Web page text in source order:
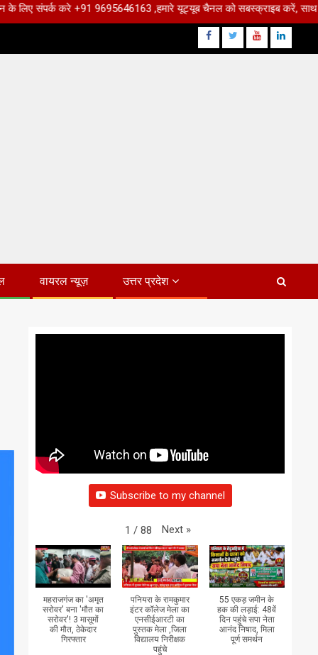
+91 9695646163 ,हमारे यूट्यूब चैनल को सबस्क्राइब करें, साथ मे हमारे फेसबुक
Facebook
TwitterYoutubeLinkdin
वायरल न्यूज़ उत्तर प्रदेश
Subscribe to my channel
1 / 88 Next »
महराजगंज का 'अमृत
सरोवर' बना 'मौत का
सरोवर'! 3 मासूमों
की मौत, ठेकेदार
गिरफ्तार
पनियरा के रामकुमार
इंटर कॉलेज मेला का
एनसीईआरटी का
पुस्तक मेला ,जिला
विद्यालय निरीक्षक
पहुंचे
55 एकड़ जमीन के
हक की लड़ाई: 48वें
दिन पहुंचे सपा नेता
आनंद निषाद, मिला
पूर्ण समर्थन